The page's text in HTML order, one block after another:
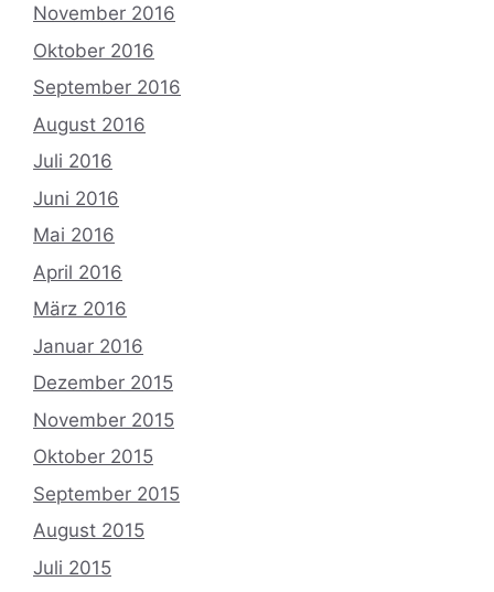
November 2016
Oktober 2016
September 2016
August 2016
Juli 2016
Juni 2016
Mai 2016
April 2016
März 2016
Januar 2016
Dezember 2015
November 2015
Oktober 2015
September 2015
August 2015
Juli 2015